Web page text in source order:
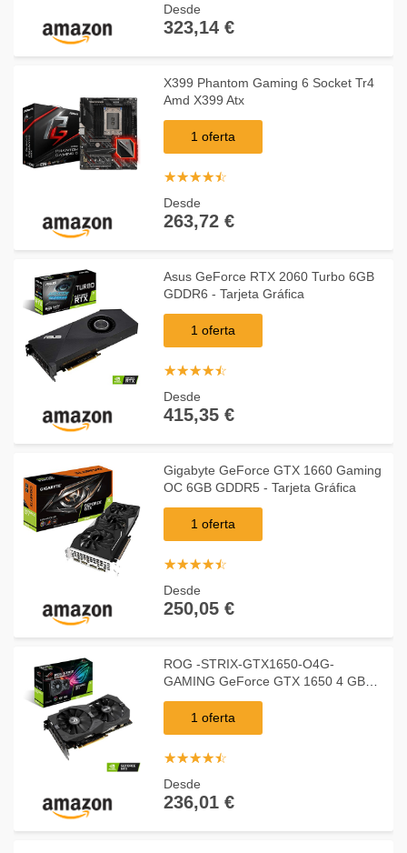
Desde
323,14 €
X399 Phantom Gaming 6 Socket Tr4
Amd X399 Atx
1 oferta
☆☆☆☆☆
★★★★★
Desde
263,72 €
Asus GeForce RTX 2060 Turbo 6GB
GDDR6 - Tarjeta Gráfica
1 oferta
☆☆☆☆☆
★★★★★
Desde
415,35 €
Gigabyte GeForce GTX 1660 Gaming
OC 6GB GDDR5 - Tarjeta Gráfica
1 oferta
☆☆☆☆☆
★★★★★
Desde
250,05 €
ROG -STRIX-GTX1650-O4G-
GAMING GeForce GTX 1650 4 GB
GDDR5, Tarjeta gráfica
1 oferta
☆☆☆☆☆
★★★★★
Desde
236,01 €